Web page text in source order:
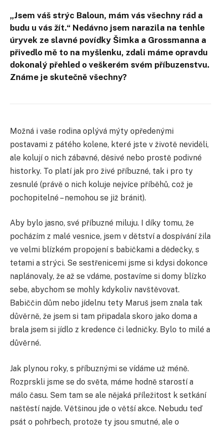
„Jsem váš strýc Baloun, mám vás všechny rád a
budu u vás žít.“ Nedávno jsem narazila na tenhle
úryvek ze slavné povídky Šimka a Grossmanna a
přivedlo mě to na myšlenku, zdali máme opravdu
dokonalý přehled o veškerém svém příbuzenstvu.
Známe je skutečně všechny?
Možná i vaše rodina oplývá mýty opředenými
postavami z pátého kolene, které jste v životě neviděli,
ale kolují o nich zábavné, děsivé nebo prostě podivné
historky. To platí jak pro živé příbuzné, tak i pro ty
zesnulé (právě o nich koluje nejvíce příběhů, což je
pochopitelné – nemohou se již bránit).
Aby bylo jasno, své příbuzné miluju. I díky tomu, že
pocházím z malé vesnice, jsem v dětství a dospívání žila
ve velmi blízkém propojení s babičkami a dědečky, s
tetami a strýci. Se sestřenicemi jsme si kdysi dokonce
naplánovaly, že až se vdáme, postavíme si domy blízko
sebe, abychom se mohly kdykoliv navštěvovat.
Babiččin dům nebo jídelnu tety Maruš jsem znala tak
důvěrně, že jsem si tam připadala skoro jako doma a
brala jsem si jídlo z kredence či ledničky. Bylo to milé a
důvěrné.
Jak plynou roky, s příbuznými se vídáme už méně.
Rozprskli jsme se do světa, máme hodně starostí a
málo času. Sem tam se ale nějaká příležitost k setkání
naštěstí najde. Většinou jde o větší akce. Nebudu teď
psát o pohřbech, protože ty jsou smutné, ale o